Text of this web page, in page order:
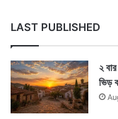
LAST PUBLISHED
২
ভিড়